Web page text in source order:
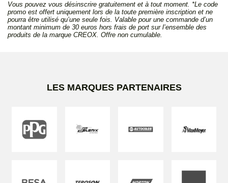
Vous pouvez vous désinscrire gratuitement et à tout moment. *Le code
promo est offert uniquement lors de la toute première inscription et ne
pourra être utilisé qu’une seule fois. Valable pour une commande d’un
montant minimum de 30 euros hors frais de port sur l’ensemble des
produits de la marque CREOX. Offre non cumulable.
LES MARQUES PARTENAIRES